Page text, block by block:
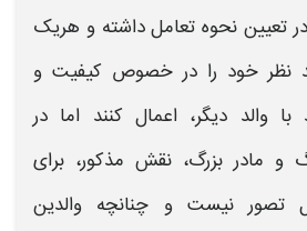
تعیین نحوه‌ تعامل داشته و هریک
نظر خود را در خصوص کیفیت و
با والد دیگر، اعمال کنند اما در
و مادر بزرگ، نقش مذکور، برای
تصور نیست و چنانچه والدین